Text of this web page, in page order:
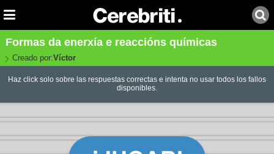
Formas da enerxía e reaccións químicas
Creado por:Víctor
Haz click solo sobre las respuestas correctas e intenta no usar todos los fallos
disponibles.